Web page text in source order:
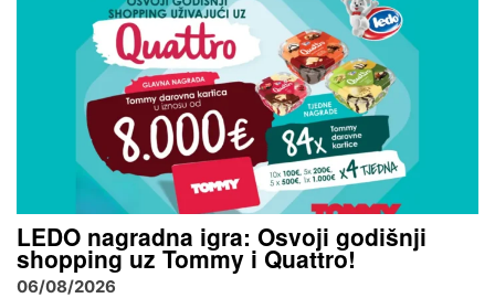
LEDO nagradna igra: Osvoji godišnji
shopping uz Tommy i Quattro!
06/08/2026